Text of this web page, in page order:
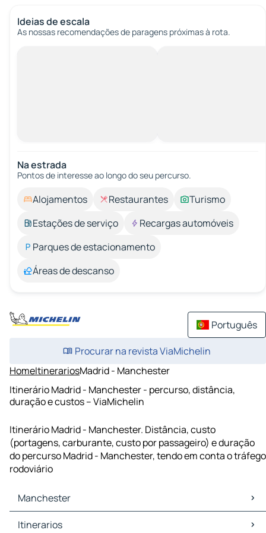
Ideias de escala
As nossas recomendações de paragens próximas à rota.
Na estrada
Pontos de interesse ao longo do seu percurso.
Alojamentos Restaurantes
Turismo
Estações de serviço
Recargas automóveis
Parques de estacionamento
Áreas de descanso
Português
Procurar na revista ViaMichelin
HomeItinerariosMadrid - Manchester
Itinerário Madrid - Manchester - percurso, distância,
duração e custos – ViaMichelin
Itinerário Madrid - Manchester. Distância, custo
(portagens, carburante, custo por passageiro) e duração
do percurso Madrid - Manchester, tendo em conta o tráfego
rodoviário
Manchester
Manchester Mapas Plantas
Itinerarios